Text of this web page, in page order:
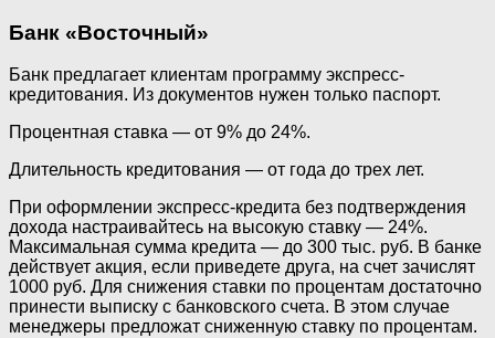
Банк «Восточный»
Банк предлагает клиентам программу экспресс-
кредитования. Из документов нужен только паспорт.
Процентная ставка — от 9% до 24%.
Длительность кредитования — от года до трех лет.
При оформлении экспресс-кредита без подтверждения
дохода настраивайтесь на высокую ставку — 24%.
Максимальная сумма кредита — до 300 тыс. руб. В банке
действует акция, если приведете друга, на счет зачислят
1000 руб. Для снижения ставки по процентам достаточно
принести выписку с банковского счета. В этом случае
менеджеры предложат сниженную ставку по процентам.